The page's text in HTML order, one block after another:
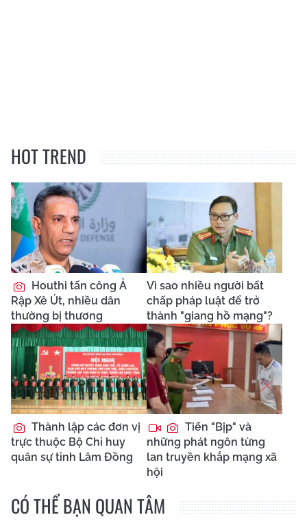
HOT TREND
Houthi tấn công Ả
Rập Xê Út, nhiều dân
thường bị thương
Vì sao nhiều người bất
chấp pháp luật để trở
thành "giang hồ mạng"?
Thành lập các đơn vị
trực thuộc Bộ Chỉ huy
quân sự tỉnh Lâm Đồng
Tiến "Bịp" và
những phát ngôn từng
lan truyền khắp mạng xã
hội
CÓ THỂ BẠN QUAN TÂM